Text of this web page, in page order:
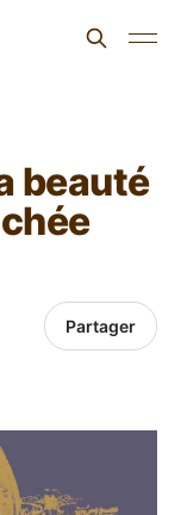
beauté
Partager